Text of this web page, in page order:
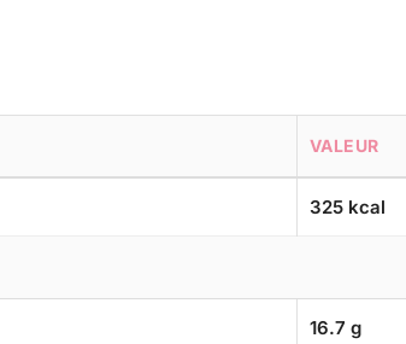
VALEUR
325 kcal
16.7 g